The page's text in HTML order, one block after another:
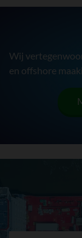
Wij
en offshore